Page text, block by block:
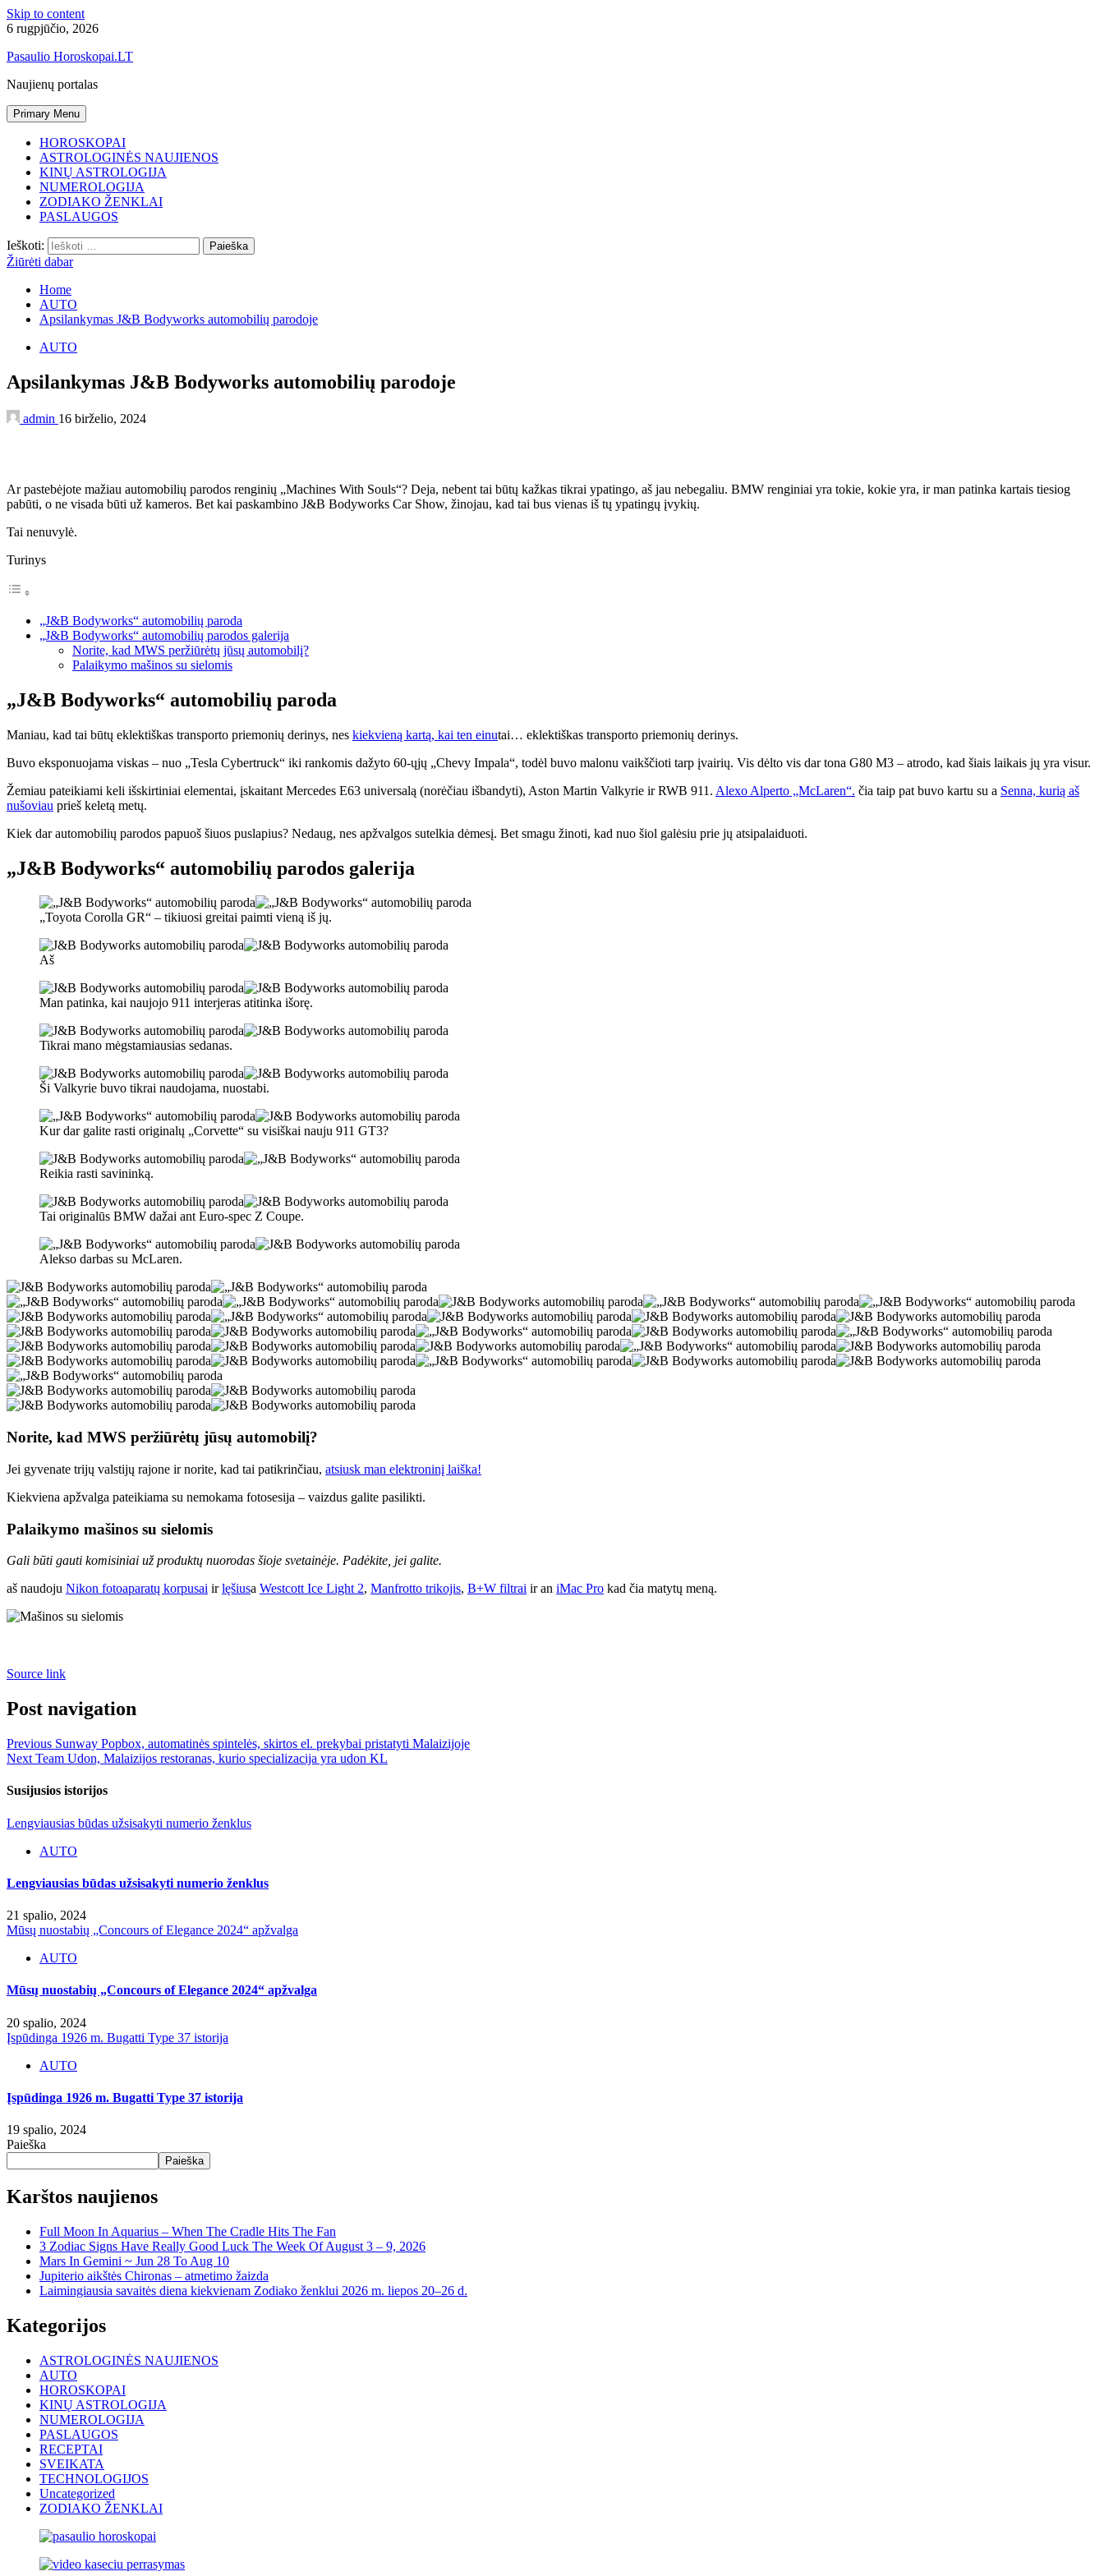
Skip to content
6 rugpjūčio, 2026
Pasaulio Horoskopai.LT
Naujienų portalas
Primary Menu
HOROSKOPAI
ASTROLOGINĖS NAUJIENOS
KINŲ ASTROLOGIJA
NUMEROLOGIJA
ZODIAKO ŽENKLAI
PASLAUGOS
Ieškoti:
Žiūrėti dabar
Home
AUTO
Apsilankymas J&B Bodyworks automobilių parodoje
AUTO
Apsilankymas J&B Bodyworks automobilių parodoje
admin 16 birželio, 2024
Ar pastebėjote mažiau automobilių parodos renginių „Machines With Souls“? Deja, nebent tai būtų kažkas tikrai ypatingo, aš jau nebegaliu. BMW renginiai yra tokie, kokie yra, ir man patinka kartais tiesiog
pabūti, o ne visada būti už kameros. Bet kai paskambino J&B Bodyworks Car Show, žinojau, kad tai bus vienas iš tų ypatingų įvykių.
Tai nenuvylė.
Turinys
„J&B Bodyworks“ automobilių paroda
„J&B Bodyworks“ automobilių parodos galerija
Norite, kad MWS peržiūrėtų jūsų automobilį?
Palaikymo mašinos su sielomis
„J&B Bodyworks“ automobilių paroda
Maniau, kad tai būtų eklektiškas transporto priemonių derinys, nes kiekvieną kartą, kai ten einutai… eklektiškas transporto priemonių derinys.
Buvo eksponuojama viskas – nuo ​​„Tesla Cybertruck“ iki rankomis dažyto 60-ųjų „Chevy Impala“, todėl buvo malonu vaikščioti tarp įvairių. Vis dėlto vis dar tona G80 M3 – atrodo, kad šiais laikais jų yra visur.
Žemiau pateikiami keli išskirtiniai elementai, įskaitant Mercedes E63 universalą (norėčiau išbandyti), Aston Martin Valkyrie ir RWB 911. Alexo Alperto „McLaren“. čia taip pat buvo kartu su a Senna, kurią aš
nušoviau prieš keletą metų.
Kiek dar automobilių parodos papuoš šiuos puslapius? Nedaug, nes apžvalgos sutelkia dėmesį. Bet smagu žinoti, kad nuo šiol galėsiu prie jų atsipalaiduoti.
„J&B Bodyworks“ automobilių parodos galerija
„Toyota Corolla GR“ – tikiuosi greitai paimti vieną iš jų.
Aš
Man patinka, kai naujojo 911 interjeras atitinka išorę.
Tikrai mano mėgstamiausias sedanas.
Ši Valkyrie buvo tikrai naudojama, nuostabi.
Kur dar galite rasti originalų „Corvette“ su visiškai nauju 911 GT3?
Reikia rasti savininką.
Tai originalūs BMW dažai ant Euro-spec Z Coupe.
Alekso darbas su McLaren.
Norite, kad MWS peržiūrėtų jūsų automobilį?
Jei gyvenate trijų valstijų rajone ir norite, kad tai patikrinčiau, atsiusk man elektroninį laiška!
Kiekviena apžvalga pateikiama su nemokama fotosesija – vaizdus galite pasilikti.
Palaikymo mašinos su sielomis
Gali būti gauti komisiniai už produktų nuorodas šioje svetainėje. Padėkite, jei galite.
aš naudoju Nikon fotoaparatų korpusai irlęšiusa Westcott Ice Light 2, Manfrotto trikojis, B+W filtrai ir an iMac Pro kad čia matytų meną.
Source link
Post navigation
Previous Sunway Popbox, automatinės spintelės, skirtos el. prekybai pristatyti Malaizijoje
Next Team Udon, Malaizijos restoranas, kurio specializacija yra udon KL
Susijusios istorijos
Lengviausias būdas užsisakyti numerio ženklus
AUTO
Lengviausias būdas užsisakyti numerio ženklus
21 spalio, 2024
Mūsų nuostabių „Concours of Elegance 2024“ apžvalga
AUTO
Mūsų nuostabių „Concours of Elegance 2024“ apžvalga
20 spalio, 2024
Įspūdinga 1926 m. Bugatti Type 37 istorija
AUTO
Įspūdinga 1926 m. Bugatti Type 37 istorija
19 spalio, 2024
Paieška
Paieška
Karštos naujienos
Full Moon In Aquarius – When The Cradle Hits The Fan
3 Zodiac Signs Have Really Good Luck The Week Of August 3 – 9, 2026
Mars In Gemini ~ Jun 28 To Aug 10
Jupiterio aikštės Chironas – atmetimo žaizda
Laimingiausia savaitės diena kiekvienam Zodiako ženklui 2026 m. liepos 20–26 d.
Kategorijos
ASTROLOGINĖS NAUJIENOS
AUTO
HOROSKOPAI
KINŲ ASTROLOGIJA
NUMEROLOGIJA
PASLAUGOS
RECEPTAI
SVEIKATA
TECHNOLOGIJOS
Uncategorized
ZODIAKO ŽENKLAI